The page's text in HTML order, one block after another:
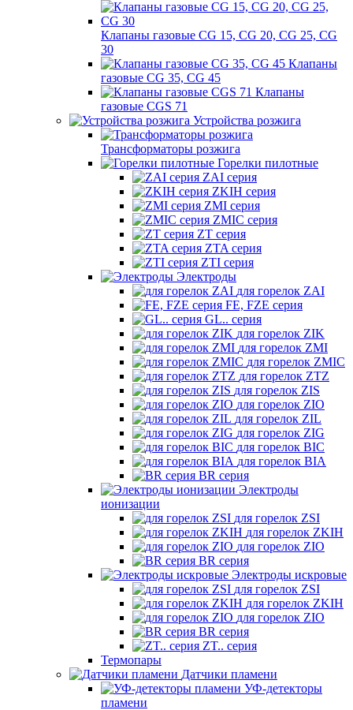
Клапаны газовые CG 15, CG 20, CG 25, CG
30
Клапаны
газовые CG 35, CG 45
Клапаны
газовые CGS 71
Устройства розжига
Трансформаторы розжига
Горелки пилотные
ZAI серия
ZKIH серия
ZMI серия
ZMIC серия
ZT серия
ZTA серия
ZTI серия
Электроды
для горелок ZAI
FE, FZE серия
GL.. серия
для горелок ZIK
для горелок ZMI
для горелок ZMIC
для горелок ZTZ
для горелок ZIS
для горелок ZIO
для горелок ZIL
для горелок ZIG
для горелок BIC
для горелок BIA
BR серия
Электроды
ионизации
для горелок ZSI
для горелок ZKIH
для горелок ZIO
BR серия
Электроды искровые
для горелок ZSI
для горелок ZKIH
для горелок ZIO
BR серия
ZT.. серия
Термопары
Датчики пламени
УФ-детекторы
пламени